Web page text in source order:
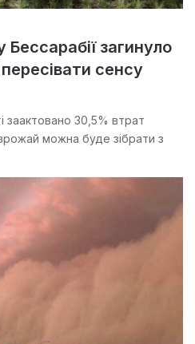
загинуло
сенсу
заактовано 30,5% втрат
можна буде зібрати з